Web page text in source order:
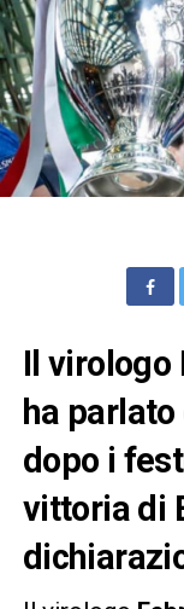
Il virologo
ha
dopo i
vittoria di